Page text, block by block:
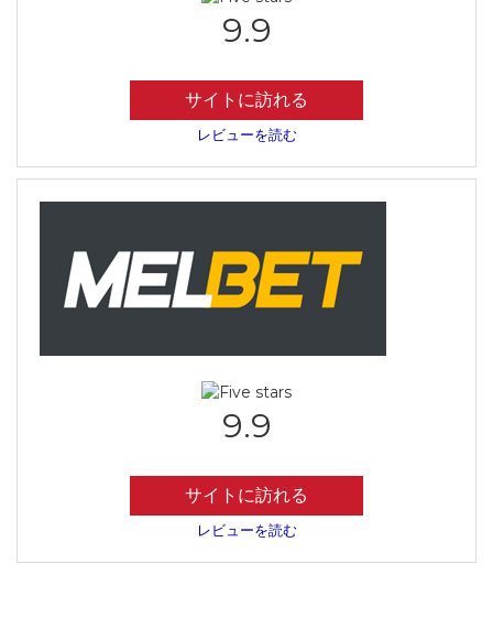
9.9
サイトに訪れる
レビューを読む
9.9
サイトに訪れる
レビューを読む